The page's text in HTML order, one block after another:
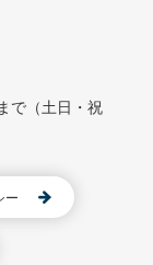
で（土日・祝
ー